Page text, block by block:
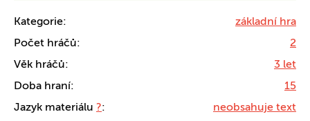
Kategorie:
základní hra
Počet hráčů:
2
Věk hráčů:
3 let
Doba hraní:
15
Jazyk materiálu ?:
neobsahuje text